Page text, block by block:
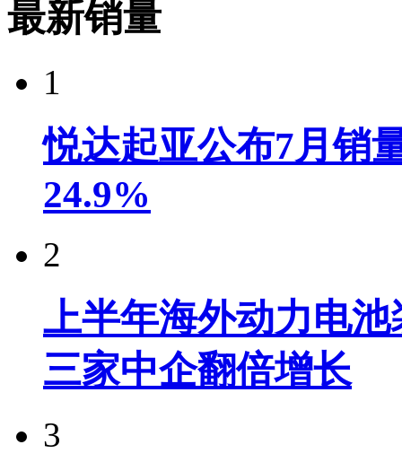
最新销量
1
悦达起亚公布7月销
24.9%
2
上半年海外动力电
三家中企翻倍增长
3